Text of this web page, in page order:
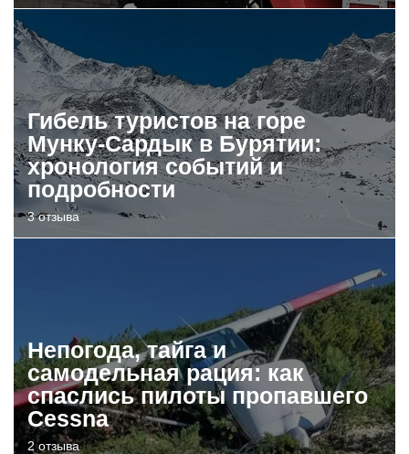
Гибель туристов на горе
Мунку-Сардык в Бурятии:
хронология событий и
подробности
3 отзыва
Непогода, тайга и
самодельная рация: как
спаслись пилоты пропавшего
Cessna
2 отзыва